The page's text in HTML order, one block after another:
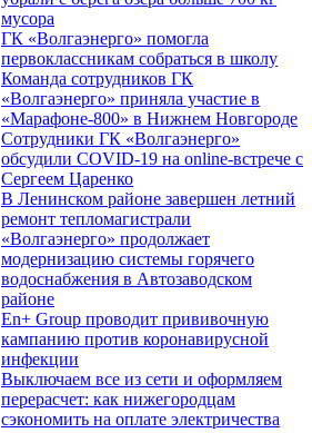
мусора
ГК «Волгаэнерго» помогла
первоклассникам собраться в школу
Команда сотрудников ГК
«Волгаэнерго» приняла участие в
«Марафоне-800» в Нижнем Новгороде
Сотрудники ГК «Волгаэнерго»
обсудили COVID-19 на online-встрече с
Сергеем Царенко
В Ленинском районе завершен летний
ремонт тепломагистрали
«Волгаэнерго» продолжает
модернизацию системы горячего
водоснабжения в Автозаводском
районе
En+ Group проводит прививочную
кампанию против коронавирусной
инфекции
Выключаем все из сети и оформляем
перерасчет: как нижегородцам
сэкономить на оплате электричества